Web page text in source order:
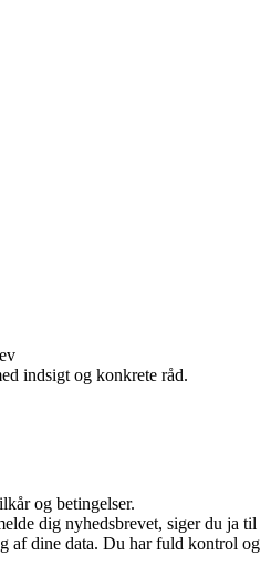
indsigt og konkrete råd.
og betingelser.
dig nyhedsbrevet, siger du ja til
af dine data. Du har fuld kontrol og